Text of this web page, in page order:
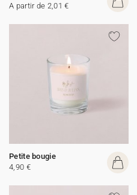
A partir de 2,01 €
Petite bougie
4,90 €